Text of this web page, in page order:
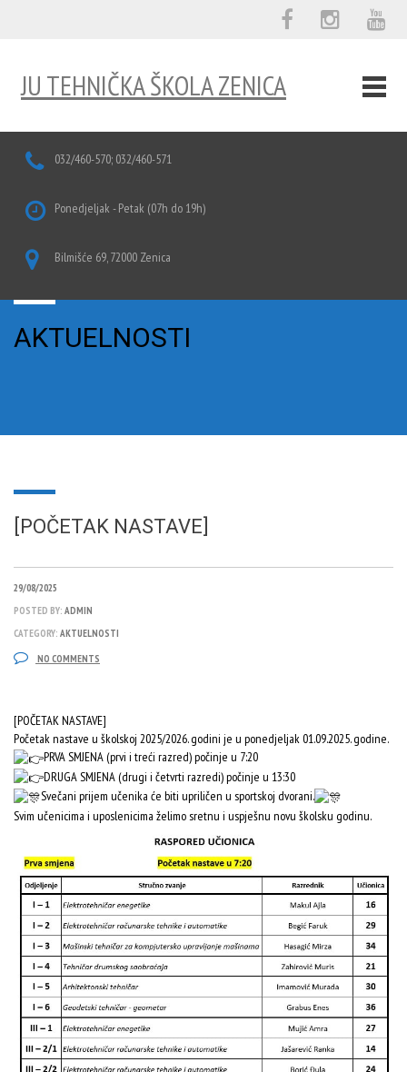
JU TEHNIČKA ŠKOLA ZENICA
032/460-570; 032/460-571
Ponedjeljak - Petak (07h do 19h)
Bilmišće 69, 72000 Zenica
AKTUELNOSTI
[POČETAK NASTAVE]
29/08/2025
POSTED BY: ADMIN
CATEGORY: AKTUELNOSTI
NO COMMENTS
[POČETAK NASTAVE]
Početak nastave u školskoj 2025/2026. godini je u ponedjeljak 01.09.2025. godine.
PRVA SMJENA (prvi i treći razred) počinje u 7:20
DRUGA SMJENA (drugi i četvrti razredi) počinje u 13:30
Svečani prijem učenika će biti upriličen u sportskoj dvorani.
Svim učenicima i uposlenicima želimo sretnu i uspješnu novu školsku godinu.